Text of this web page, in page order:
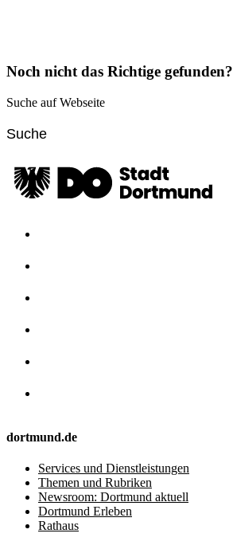
Noch nicht das Richtige gefunden?
Suche auf Webseite
dortmund.de
Services und Dienstleistungen
Themen und Rubriken
Newsroom: Dortmund aktuell
Dortmund Erleben
Rathaus